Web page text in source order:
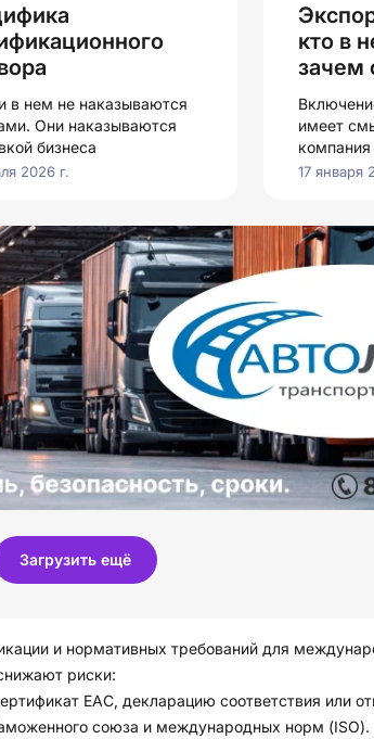
в нем не наказываются
Они наказываются
бизнеса
2026 г.
кто в
зачем
бизнесу
имеет
экспорт
17 января
Загрузить ещё
и нормативных требований для
риски:
ЕАС, декларацию соответствия или
союза и международных норм (ISO).